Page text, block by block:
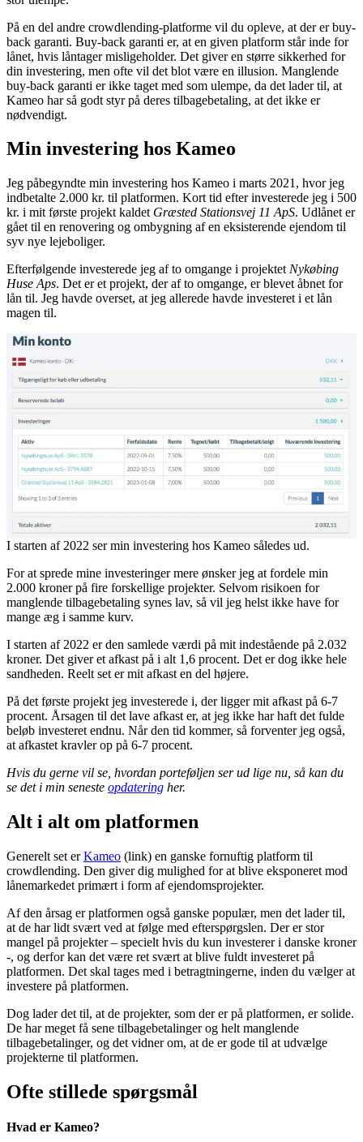
På en del andre crowdlending-platforme vil du opleve, at der er buy-
back garanti. Buy-back garanti er, at en given platform står inde for
lånet, hvis låntager misligeholder. Det giver en større sikkerhed for
din investering, men ofte vil det blot være en illusion. Manglende
buy-back garanti er ikke taget med som ulempe, da det lader til, at
Kameo har så godt styr på deres tilbagebetaling, at det ikke er
nødvendigt.
Min investering hos Kameo
Jeg påbegyndte min investering hos Kameo i marts 2021, hvor jeg
indbetalte 2.000 kr. til platformen. Kort tid efter investerede jeg i 500
kr. i mit første projekt kaldet Græsted Stationsvej 11 ApS. Udlånet er
gået til en renovering og ombygning af en eksisterende ejendom til
syv nye lejeboliger.
Efterfølgende investerede jeg af to omgange i projektet Nykøbing
Huse Aps. Det er et projekt, der af to omgange, er blevet åbnet for
lån til. Jeg havde overset, at jeg allerede havde investeret i et lån
magen til.
I starten af 2022 ser min investering hos Kameo således ud.
For at sprede mine investeringer mere ønsker jeg at fordele min
2.000 kroner på fire forskellige projekter. Selvom risikoen for
manglende tilbagebetaling synes lav, så vil jeg helst ikke have for
mange æg i samme kurv.
I starten af 2022 er den samlede værdi på mit indestående på 2.032
kroner. Det giver et afkast på i alt 1,6 procent. Det er dog ikke hele
sandheden. Reelt set er mit afkast en del højere.
På det første projekt jeg investerede i, der ligger mit afkast på 6-7
procent. Årsagen til det lave afkast er, at jeg ikke har haft det fulde
beløb investeret endnu. Når den tid kommer, så forventer jeg også,
at afkastet kravler op på 6-7 procent.
Hvis du gerne vil se, hvordan porteføljen ser ud lige nu, så kan du
se det i min seneste opdatering her.
Alt i alt om platformen
Generelt set erKameo (link) en ganske fornuftig platform til
crowdlending. Den giver dig mulighed for at blive eksponeret mod
lånemarkedet primært i form af ejendomsprojekter.
Af den årsag er platformen også ganske populær, men det lader til,
at de har lidt svært ved at følge med efterspørgslen. Der er stor
mangel på projekter – specielt hvis du kun investerer i danske kroner
-, og derfor kan det være ret svært at blive fuldt investeret på
platformen. Det skal tages med i betragtningerne, inden du vælger at
investere på platformen.
Dog lader det til, at de projekter, som der er på platformen, er solide.
De har meget få sene tilbagebetalinger og helt manglende
tilbagebetalinger, og det vidner om, at de er gode til at udvælge
projekterne til platformen.
Ofte stillede spørgsmål
Hvad er Kameo?